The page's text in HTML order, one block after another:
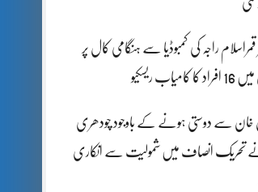
قمراسلام راجہ کی کمبوڈیا سے ہنگامی کال پر
کامیاب ریسکیو
خان سے دوستی ہونے کے باوجود چودھری
تحریک انصاف میں شمولیت سے انکاری